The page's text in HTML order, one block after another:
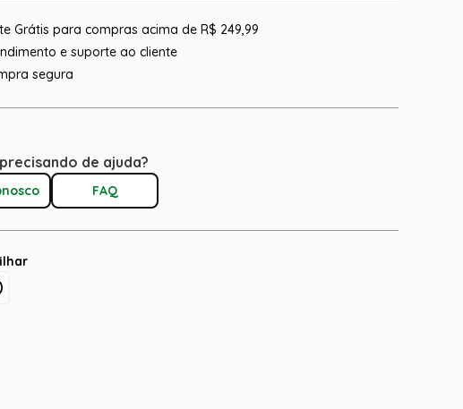
Grátis para compras acima de R$ 249,99
e suporte ao cliente
segura
de ajuda?
FAQ